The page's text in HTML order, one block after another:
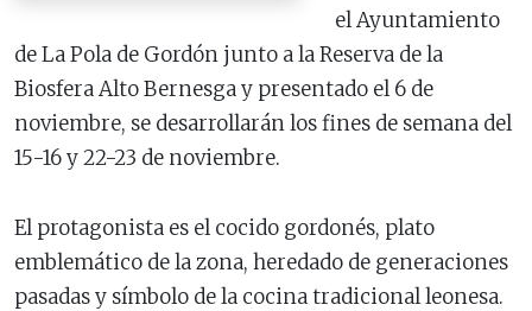
el Ayuntamiento
de La Pola de Gordón junto a la Reserva de la
Biosfera Alto Bernesga y presentado el 6 de
noviembre, se desarrollarán los fines de semana del
15-16 y 22-23 de noviembre.
El protagonista es el cocido gordonés, plato
emblemático de la zona, heredado de generaciones
pasadas y símbolo de la cocina tradicional leonesa.